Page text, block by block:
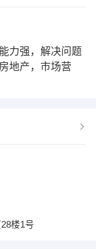
力强，解决问题
地产，市场营
楼1号